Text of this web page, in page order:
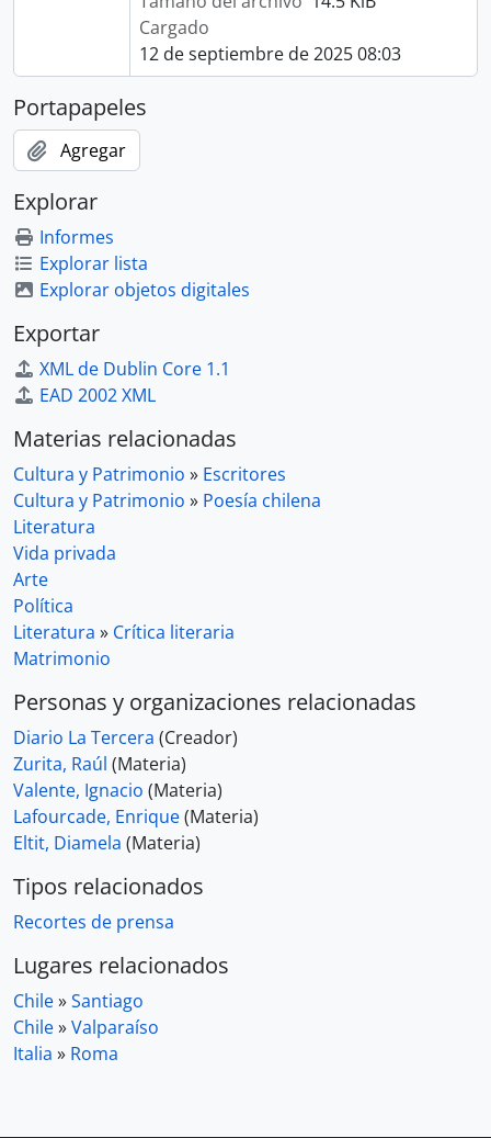
Cargado
12 de septiembre de 2025 08:03
Portapapeles
Agregar
Explorar
Informes
Explorar lista
Explorar objetos digitales
Exportar
XML de Dublin Core 1.1
EAD 2002 XML
Materias relacionadas
Cultura y Patrimonio » Escritores
Cultura y Patrimonio » Poesía chilena
Literatura
Vida privada
Arte
Política
Literatura » Crítica literaria
Matrimonio
Personas y organizaciones relacionadas
Diario La Tercera (Creador)
Zurita, Raúl (Materia)
Valente, Ignacio (Materia)
Lafourcade, Enrique(Materia)
Eltit, Diamela (Materia)
Tipos relacionados
Recortes de prensa
Lugares relacionados
Chile»Santiago
Chile»Valparaíso
Italia » Roma